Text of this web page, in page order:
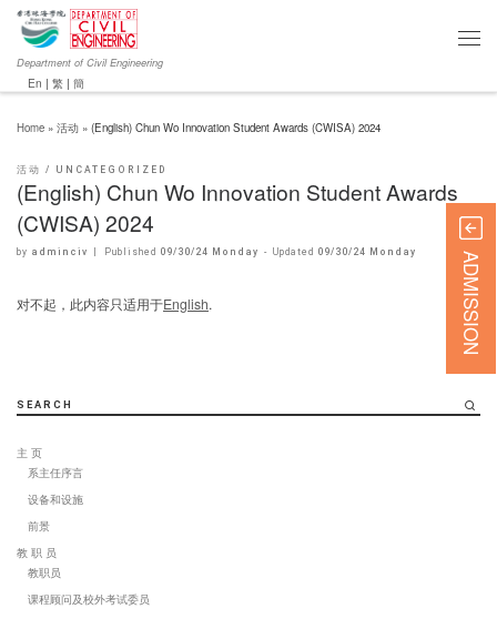
Department of Civil Engineering
En | 繁 | 簡
Home » 活动 » (English) Chun Wo Innovation Student Awards (CWISA) 2024
活动 UNCATEGORIZED
(English) Chun Wo Innovation Student Awards
(CWISA) 2024
by adminciv Published 09/30/24 Monday - Updated 09/30/24 Monday
对不起，此内容只适用于English.
SEARCH
主 页
系主任序言
设备和设施
前景
教 职 员
教职员
课程顾问及校外考试委员
ADMISSION